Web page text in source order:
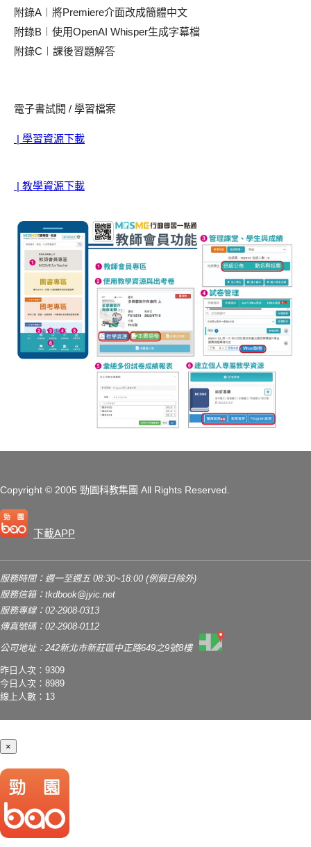
附錄A︱將Premiere介面改成簡體中文
附錄B︱使用OpenAI Whisper生成字幕檔
附錄C︱課後習題解答
電子書試閱 / 學習檔案
| 學習資源下載
| 教學資源下載
Copyright © 2005 勁園科教集團 All Rights Reserved.
下載APP
服務時間：週一至週五 08:30~18:00 (例假日除外)
服務信箱： tkdbook@jyic.net
服務專線：02-2908-0313
傳真號碼：02-2908-0112
公司地址：242新北市新莊區中正路649之9號8樓
昨日人次：9309
今日人次：8989
線上人數：13
×